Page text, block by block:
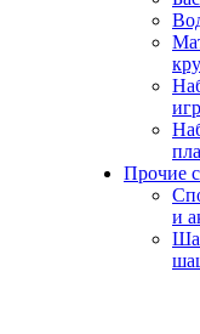
Прочие
и